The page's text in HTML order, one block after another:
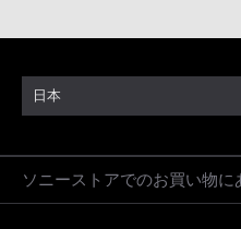
日本
ソニーストアでのお買い物に